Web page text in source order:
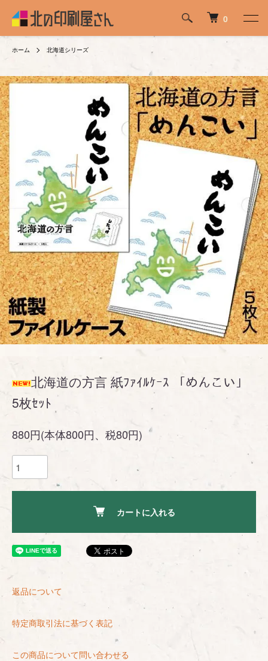
0
ホーム 北海道シリーズ
北海道の方言 紙ﾌｧｲﾙｹｰｽ 「めんこい」
5枚ｾｯﾄ
880円(本体800円、税80円)
カートに入れる
返品について
特定商取引法に基づく表記
この商品について問い合わせる